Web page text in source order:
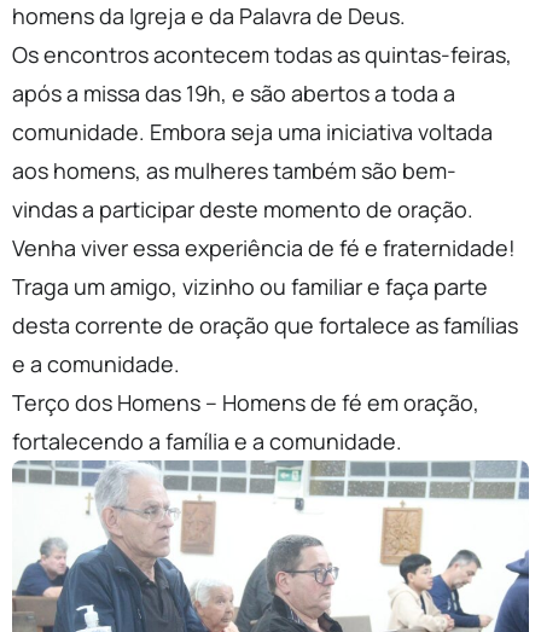
homens da Igreja e da Palavra de Deus.
Os encontros acontecem todas as quintas-feiras,
após a missa das 19h, e são abertos a toda a
comunidade. Embora seja uma iniciativa voltada
aos homens, as mulheres também são bem-
vindas a participar deste momento de oração.
Venha viver essa experiência de fé e fraternidade!
Traga um amigo, vizinho ou familiar e faça parte
desta corrente de oração que fortalece as famílias
e a comunidade.
Terço dos Homens – Homens de fé em oração,
fortalecendo a família e a comunidade.